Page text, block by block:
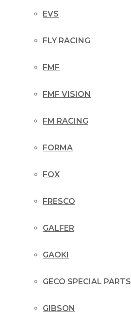
EVS
FLY RACING
FMF
FMF VISION
FM RACING
FORMA
FOX
FRESCO
GALFER
GAOKI
GECO SPECIAL PARTS
GIBSON